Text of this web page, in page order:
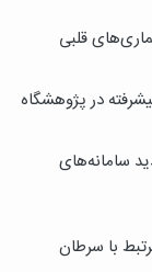
قلبی
در پژوهشگاه
سامانه‌های